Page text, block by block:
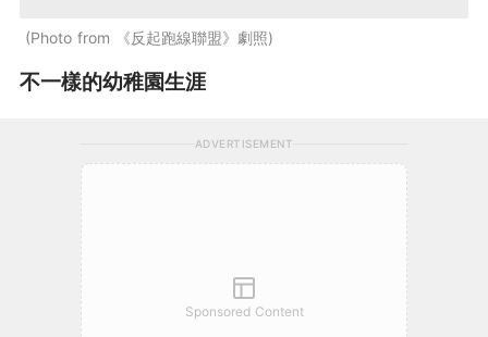
Photo from 《反起跑線聯盟》劇照
不一樣的幼稚園生涯
ADVERTISEMENT
Sponsored Content